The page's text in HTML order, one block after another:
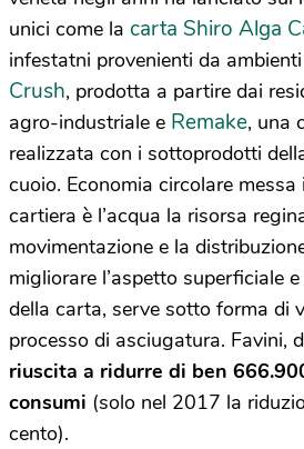
unici come la carta Shiro Alga
infestatni provenienti da
Crush, prodotta a partire dai
agro-industriale e Remake, una
realizzata con i sottoprodotti
cuoio. Economia circolare
cartiera è l’acqua la risorsa
movimentazione e la
migliorare l’aspetto superficiale
della carta, serve sotto forma di
processo di asciugatura. Favini,
riuscita a ridurre di ben
consumi (solo nel 2017 la
cento).